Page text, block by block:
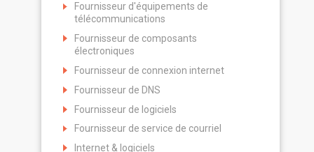
Fournisseur d'équipements de
télécommunications
Fournisseur de composants
électroniques
Fournisseur de connexion internet
Fournisseur de DNS
Fournisseur de logiciels
Fournisseur de service de courriel
Internet & logiciels